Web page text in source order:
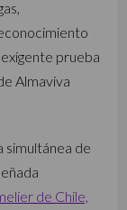
prueba
Almaviva
simultánea de
de Chile,